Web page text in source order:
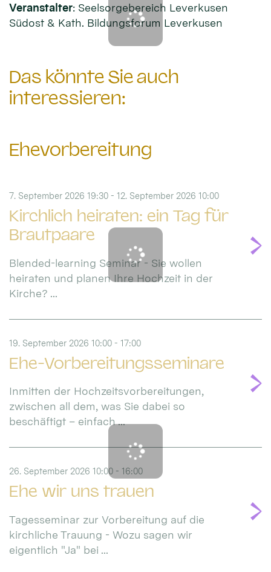
Veranstalter: Seelsorgebereich Leverkusen
Südost & Kath. Bildungsforum Leverkusen
Das könnte Sie auch
interessieren:
Ehevorbereitung
Kirchlich heiraten: ein Tag für
Brautpaare
7. September 2026 19:30 - 12. September 2026 10:00
Blended-learning Seminar - Sie wollen
heiraten und planen Ihre Hochzeit in der
Kirche? ...
Ehe-Vorbereitungsseminare
19. September 2026 10:00 - 17:00
Inmitten der Hochzeitsvorbereitungen,
zwischen all dem, was Sie dabei so
beschäftigt – einfach ...
Ehe wir uns trauen
26. September 2026 10:00 - 16:00
Tagesseminar zur Vorbereitung auf die
kirchliche Trauung - Wozu sagen wir
eigentlich "Ja" bei ...